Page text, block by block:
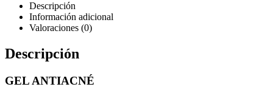
Descripción
Información adicional
Valoraciones (0)
Descripción
GEL ANTIACNÉ